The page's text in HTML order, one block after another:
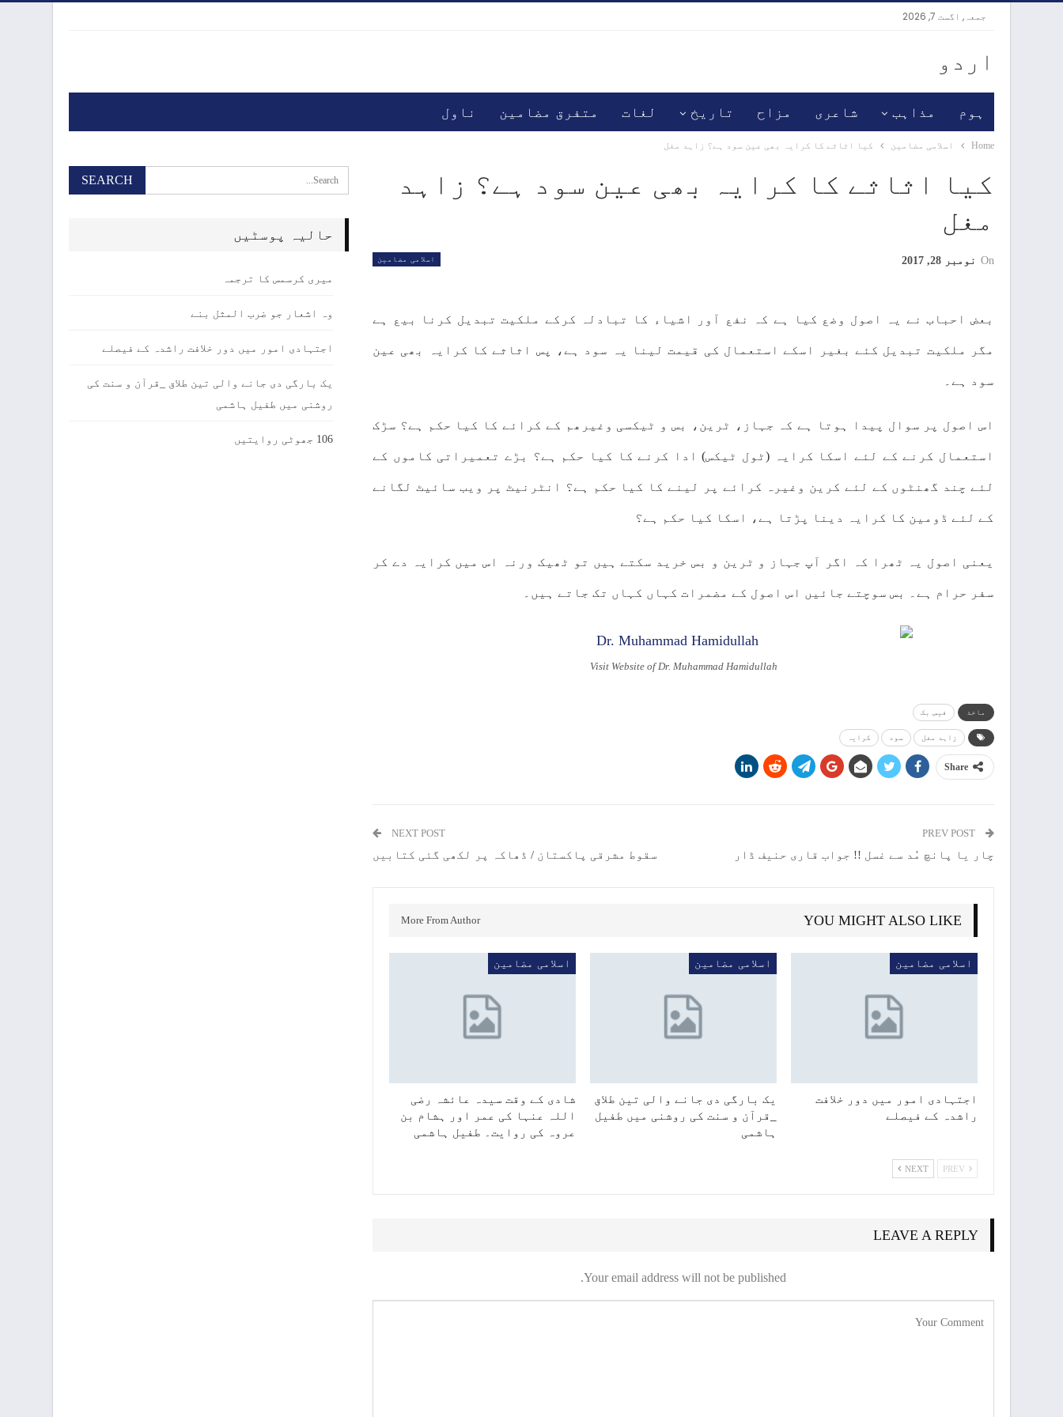
جمعہ, اگست 7, 2026
اردو
ہوم مذاہب شاعری مزاح تاریخ لغات متفرق مضامین ناول
Home اسلامی مضامین کیا اثاثے کا کرایہ بھی عین سود ہے؟ زاہد مغل
کیا اثاثے کا کرایہ بھی عین سود ہے؟ زاہد
مغل
اسلامی مضامین On نومبر 28, 2017
بعض احباب نے یہ اصول وضع کیا ہے کہ نفع آور اشیاء کا تبادلہ کرکے ملکیت تبدیل کرنا بیع ہے
مگر ملکیت تبدیل کئے بغیر اسکے استعمال کی قیمت لینا یہ سود ہے، پس اثاثے کا کرایہ بھی عین
سود ہے۔
اس اصول پر سوال پیدا ہوتا ہے کہ جہاز، ٹرین، بس و ٹیکسی وغیرھم کے کرائے کا کیا حکم ہے؟ سڑک
استعمال کرنے کے لئے اسکا کرایہ (ٹول ٹیکس) ادا کرنے کا کیا حکم ہے؟ بڑے تعمیراتی کاموں کے
لئے چند گھنٹوں کے لئے کرین وغیرہ کرائے پر لینے کا کیا حکم ہے؟ انٹرنیٹ پر ویب سائیٹ لگانے
کے لئے ڈومین کا کرایہ دینا پڑتا ہے، اسکا کیا حکم ہے؟
یعنی اصول یہ ٹھرا کہ اگر آپ جہاز و ٹرین و بس خرید سکتے ہیں تو ٹھیک ورنہ اس میں کرایہ دے کر
سفر حرام ہے۔ بس سوچتے جائیں اس اصول کے مضمرات کہاں کہاں تک جاتے ہیں۔
Visit Website of Dr. Muhammad Hamidullah
ماخذ فیس بک
زاہد مغل سود کرایہ
Share
چار یا پانچ مُد سے غسل !! جواب قاری حنیف ڈار
NEXT POST
سقوط مشرقی پاکستان / ڈھاکہ پر لکھی گئی کتابیں
YOU MIGHT ALSO LIKE
More From Author
اسلامی مضامین
اجتہادی امور میں دور خلافت
راشدہ کے فیصلے
اسلامی مضامین
یک بارگی دی جانے والی تین طلاق
_قرآن و سنت کی روشنی میں طفیل
ہاشمی
اسلامی مضامین
شادی کے وقت سیدہ عائشہ رضی
اللہ عنہا کی عمر اور ہشام بن
عروہ کی روایت۔ طفیل ہاشمی
NEXT
LEAVE A REPLY
Your email address will not be published.
حالیہ پوسٹیں
میری کرسمس کا ترجمہ
وہ اشعار جو ضرب المثل بنے
اجتہادی امور میں دور خلافت راشدہ کے فیصلے
یک بارگی دی جانے والی تین طلاق _قرآن و سنت کی
روشنی میں طفیل ہاشمی
106 جھوٹی روایتیں